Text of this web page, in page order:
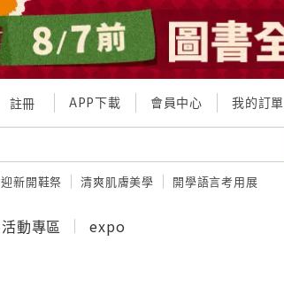
註冊 APP下載 會員中心 我的訂單
迎新開鞋祭 清爽肌膚美學 開學語言考用展
活動專區 expo